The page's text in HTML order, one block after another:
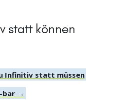
statt können
Infinitiv statt müssen
bar →